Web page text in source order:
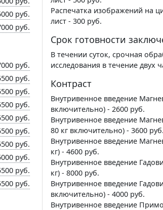
руб.
руб.
руб.
руб.
руб.
руб.
руб.
руб.
руб.
руб.
руб.
руб.
Распечатка изображений на
лист - 300 руб.
Срок готовности
В течении суток, срочная
исследования в течение двух
Контраст
Внутривенное введение
включительно) - 2600 руб.
Внутривенное введение
80 кг включительно) - 3600 руб.
Внутривенное введение
кг) - 4600 руб.
Внутривенное введение
кг) - 8000 руб.
Внутривенное введение
включительно) - 4000 руб.
Внутривенное введение